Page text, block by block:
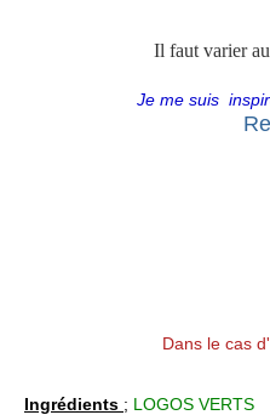
Il faut varier
Je me suis
Dans le cas
Ingrédients ; LOGOS VERTS